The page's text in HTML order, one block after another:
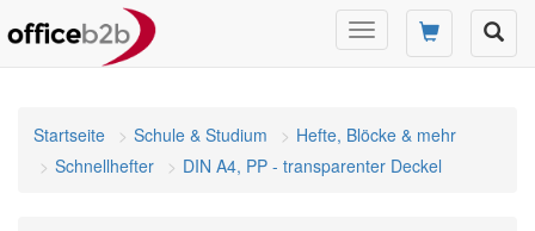
Navigation
umschalten
Startseite Schule & Studium
Hefte, Blöcke & mehr
Schnellhefter
DIN A4, PP - transparenter Deckel